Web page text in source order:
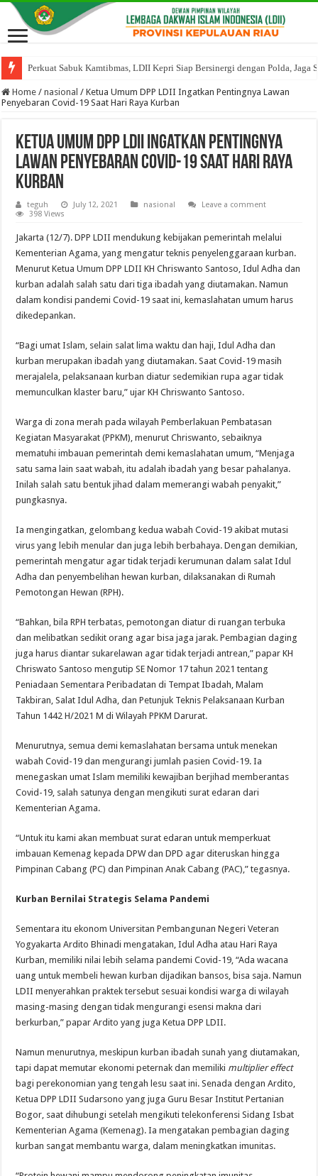
Perkuat Sabuk Kamtibmas, LDII Kepri Siap Bersinergi dengan Polda, Jaga
Home / nasional / Ketua Umum DPP LDII Ingatkan Pentingnya Lawan
Penyebaran Covid-19 Saat Hari Raya Kurban
Ketua Umum DPP LDII Ingatkan Pentingnya
Lawan Penyebaran Covid-19 Saat Hari Raya
Kurban
teguh July 12, 2021 nasional
Leave a comment
398 Views
Jakarta (12/7). DPP LDII mendukung kebijakan pemerintah melalui
Kementerian Agama, yang mengatur teknis penyelenggaraan kurban.
Menurut Ketua Umum DPP LDII KH Chriswanto Santoso, Idul Adha dan
kurban adalah salah satu dari tiga ibadah yang diutamakan. Namun
dalam kondisi pandemi Covid-19 saat ini, kemaslahatan umum harus
dikedepankan.
“Bagi umat Islam, selain salat lima waktu dan haji, Idul Adha dan
kurban merupakan ibadah yang diutamakan. Saat Covid-19 masih
merajalela, pelaksanaan kurban diatur sedemikian rupa agar tidak
memunculkan klaster baru,” ujar KH Chriswanto Santoso.
Warga di zona merah pada wilayah Pemberlakuan Pembatasan
Kegiatan Masyarakat (PPKM), menurut Chriswanto, sebaiknya
mematuhi imbauan pemerintah demi kemaslahatan umum, “Menjaga
satu sama lain saat wabah, itu adalah ibadah yang besar pahalanya.
Inilah salah satu bentuk jihad dalam memerangi wabah penyakit,”
pungkasnya.
Ia mengingatkan, gelombang kedua wabah Covid-19 akibat mutasi
virus yang lebih menular dan juga lebih berbahaya. Dengan demikian,
pemerintah mengatur agar tidak terjadi kerumunan dalam salat Idul
Adha dan penyembelihan hewan kurban, dilaksanakan di Rumah
Pemotongan Hewan (RPH).
“Bahkan, bila RPH terbatas, pemotongan diatur di ruangan terbuka
dan melibatkan sedikit orang agar bisa jaga jarak. Pembagian daging
juga harus diantar sukarelawan agar tidak terjadi antrean,” papar KH
Chriswato Santoso mengutip SE Nomor 17 tahun 2021 tentang
Peniadaan Sementara Peribadatan di Tempat Ibadah, Malam
Takbiran, Salat Idul Adha, dan Petunjuk Teknis Pelaksanaan Kurban
Tahun 1442 H/2021 M di Wilayah PPKM Darurat.
Menurutnya, semua demi kemaslahatan bersama untuk menekan
wabah Covid-19 dan mengurangi jumlah pasien Covid-19. Ia
menegaskan umat Islam memiliki kewajiban berjihad memberantas
Covid-19, salah satunya dengan mengikuti surat edaran dari
Kementerian Agama.
“Untuk itu kami akan membuat surat edaran untuk memperkuat
imbauan Kemenag kepada DPW dan DPD agar diteruskan hingga
Pimpinan Cabang (PC) dan Pimpinan Anak Cabang (PAC),” tegasnya.
Kurban Bernilai Strategis Selama Pandemi
Sementara itu ekonom Universitan Pembangunan Negeri Veteran
Yogyakarta Ardito Bhinadi mengatakan, Idul Adha atau Hari Raya
Kurban, memiliki nilai lebih selama pandemi Covid-19, “Ada wacana
uang untuk membeli hewan kurban dijadikan bansos, bisa saja. Namun
LDII menyerahkan praktek tersebut sesuai kondisi warga di wilayah
masing-masing dengan tidak mengurangi esensi makna dari
berkurban,” papar Ardito yang juga Ketua DPP LDII.
Namun menurutnya, meskipun kurban ibadah sunah yang diutamakan,
tapi dapat memutar ekonomi peternak dan memiliki multiplier effect
bagi perekonomian yang tengah lesu saat ini. Senada dengan Ardito,
Ketua DPP LDII Sudarsono yang juga Guru Besar Institut Pertanian
Bogor, saat dihubungi setelah mengikuti telekonferensi Sidang Isbat
Kementerian Agama (Kemenag). Ia mengatakan pembagian daging
kurban sangat membantu warga, dalam meningkatkan imunitas.